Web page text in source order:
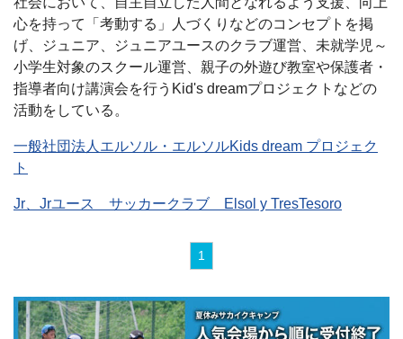
心を持って「考動する」人づくりなどのコンセプトを掲
げ、ジュニア、ジュニアユースのクラブ運営、未就学児～
小学生対象のスクール運営、親子の外遊び教室や保護者・
指導者向け講演会を行うKid's dreamプロジェクトなどの
活動をしている。
一般社団法人エルソル・エルソルKids dream プロジェク
ト
Jr、Jrユース サッカークラブ Elsol y TresTesoro
1